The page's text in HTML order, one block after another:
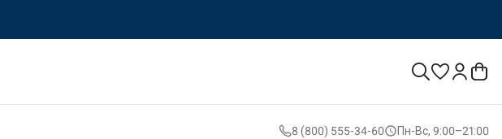
8 (800) 555-34-60 Пн-Вс, 9:00–21:00